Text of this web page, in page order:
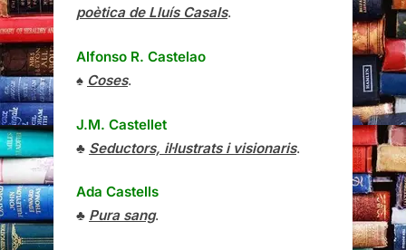
poètica de Lluís Casals.
Alfonso R. Castelao
♠ Coses.
J.M. Castellet
♣ Seductors, il·lustrats i visionaris.
Ada Castells
♣ Pura sang.